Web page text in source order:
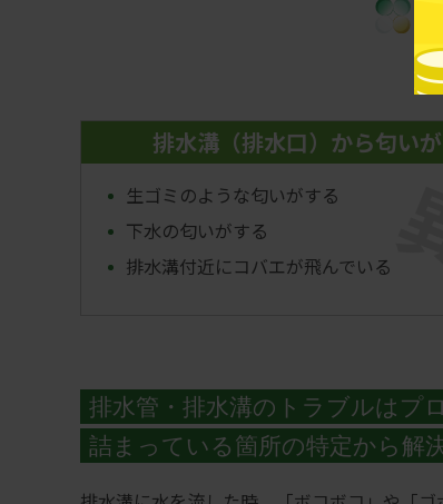
排水溝（排水口）から匂い
生ゴミのような匂いがする
下水の匂いがする
排水溝付近にコバエが飛んでいる
排水管・排水溝のトラブルはプ
詰まっている箇所の特定から解